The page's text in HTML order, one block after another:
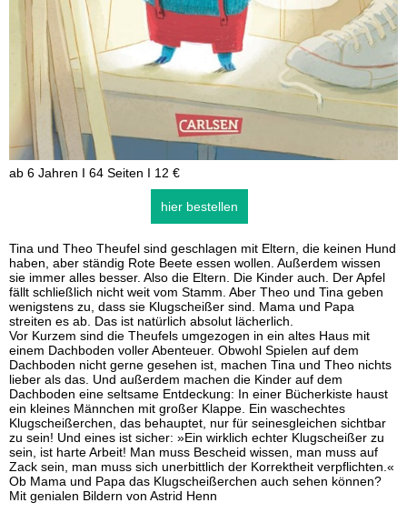
ab 6 Jahren I 64 Seiten I 12 €
hier bestellen
Tina und Theo Theufel sind geschlagen mit Eltern, die keinen Hund
haben, aber ständig Rote Beete essen wollen. Außerdem wissen
sie immer alles besser. Also die Eltern. Die Kinder auch. Der Apfel
fällt schließlich nicht weit vom Stamm. Aber Theo und Tina geben
wenigstens zu, dass sie Klugscheißer sind. Mama und Papa
streiten es ab. Das ist natürlich absolut lächerlich.
Vor Kurzem sind die Theufels umgezogen in ein altes Haus mit
einem Dachboden voller Abenteuer. Obwohl Spielen auf dem
Dachboden nicht gerne gesehen ist, machen Tina und Theo nichts
lieber als das. Und außerdem machen die Kinder auf dem
Dachboden eine seltsame Entdeckung: In einer Bücherkiste haust
ein kleines Männchen mit großer Klappe. Ein waschechtes
Klugscheißerchen, das behauptet, nur für seinesgleichen sichtbar
zu sein! Und eines ist sicher: »Ein wirklich echter Klugscheißer zu
sein, ist harte Arbeit! Man muss Bescheid wissen, man muss auf
Zack sein, man muss sich unerbittlich der Korrektheit verpflichten.«
Ob Mama und Papa das Klugscheißerchen auch sehen können?
Mit genialen Bildern von Astrid Henn